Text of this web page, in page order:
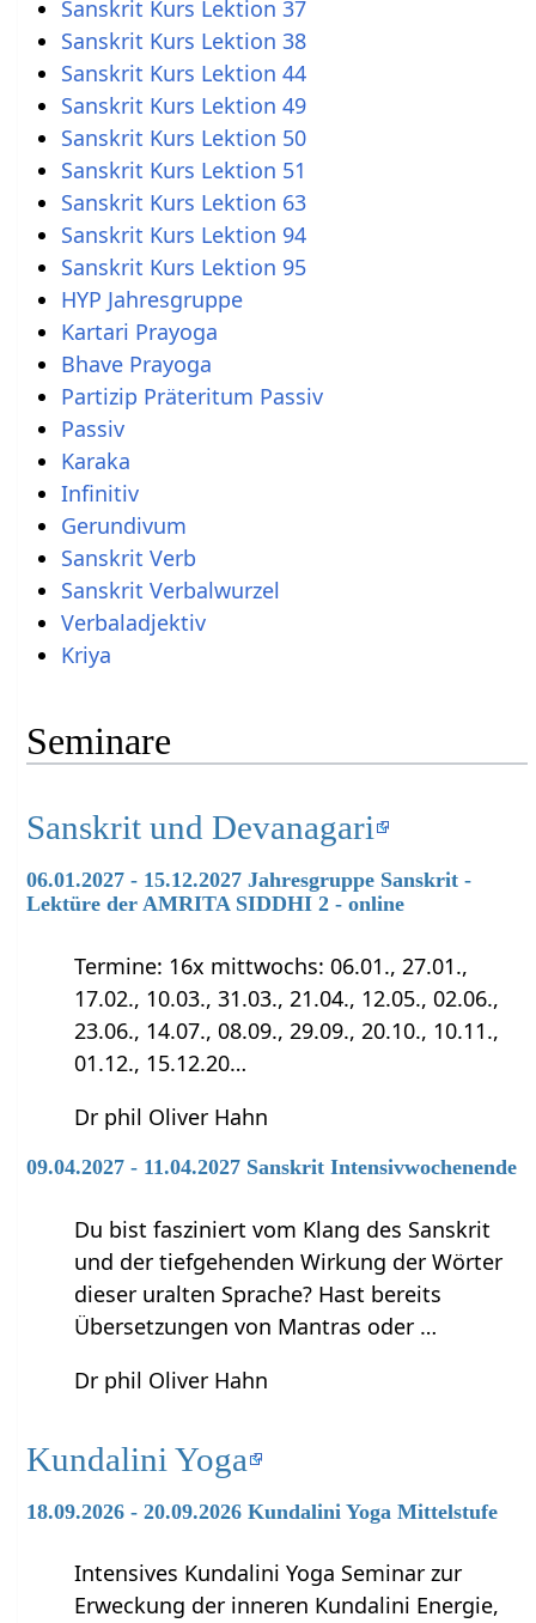
Sanskrit Kurs Lektion 37
Sanskrit Kurs Lektion 38
Sanskrit Kurs Lektion 44
Sanskrit Kurs Lektion 49
Sanskrit Kurs Lektion 50
Sanskrit Kurs Lektion 51
Sanskrit Kurs Lektion 63
Sanskrit Kurs Lektion 94
Sanskrit Kurs Lektion 95
HYP Jahresgruppe
Kartari Prayoga
Bhave Prayoga
Partizip Präteritum Passiv
Passiv
Karaka
Infinitiv
Gerundivum
Sanskrit Verb
Sanskrit Verbalwurzel
Verbaladjektiv
Kriya
Seminare
Sanskrit und Devanagari
06.01.2027 - 15.12.2027 Jahresgruppe Sanskrit -
Lektüre der AMRITA SIDDHI 2 - online
Termine: 16x mittwochs: 06.01., 27.01.,
17.02., 10.03., 31.03., 21.04., 12.05., 02.06.,
23.06., 14.07., 08.09., 29.09., 20.10., 10.11.,
01.12., 15.12.20…
Dr phil Oliver Hahn
09.04.2027 - 11.04.2027 Sanskrit Intensivwochenende
Du bist fasziniert vom Klang des Sanskrit
und der tiefgehenden Wirkung der Wörter
dieser uralten Sprache? Hast bereits
Übersetzungen von Mantras oder …
Dr phil Oliver Hahn
Kundalini Yoga
18.09.2026 - 20.09.2026 Kundalini Yoga Mittelstufe
Intensives Kundalini Yoga Seminar zur
Erweckung der inneren Kundalini Energie,